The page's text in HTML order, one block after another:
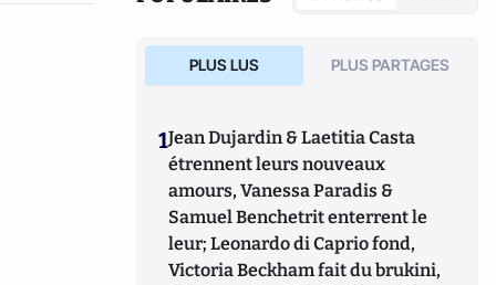
l’EHESS.
PLUS LUS PLUS PARTAGES
1Jean Dujardin & Laetitia Casta
étrennent leurs nouveaux
amours, Vanessa Paradis &
Samuel Benchetrit enterrent le
leur; Leonardo di Caprio fond,
Victoria Beckham fait du brukini,